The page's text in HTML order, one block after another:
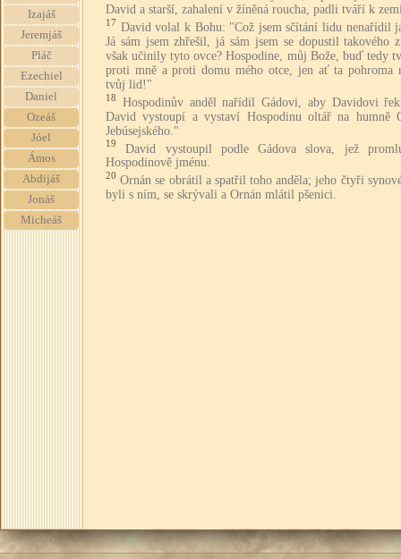
Izajáš
Jeremjáš
Pláč
Ezechiel
Daniel
Ozeáš
Jóel
Ámos
Abdijáš
Jonáš
Micheáš
David a starší, zahalení v žíněná roucha, padli tváří k
17 David volal k Bohu: "Což jsem sčítání lidu nenařídil
Já sám jsem zhřešil, já sám jsem se dopustil takového
však učinily tyto ovce? Hospodine, můj Bože, buď tedy
proti mně a proti domu mého otce, jen ať ta pohroma
tvůj lid!"
18
Hospodinův anděl nařídil Gádovi, aby Davidovi
David vystoupí a vystaví Hospodinu oltář na humně
Jebúsejského."
19
David vystoupil podle Gádova slova, jež
Hospodinově jménu.
20 Ornán se obrátil a spatřil toho anděla; jeho čtyři
byli s ním, se skrývali a Ornán mlátil pšenici.